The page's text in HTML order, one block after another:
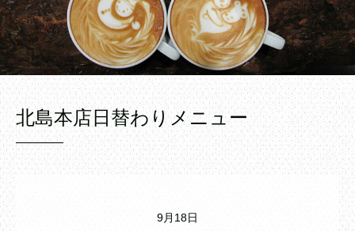
北島本店日替わりメニュー
9月18日